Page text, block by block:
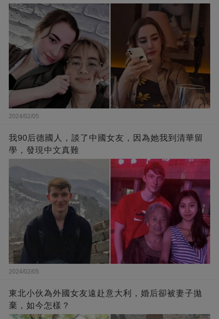
2024/02/05
我90后德國人，談了中國女友，因為她我到清華留
學，發現中文真難
2024/02/05
東北小伙為外國女友遠赴意大利，婚后卻被妻子拋
棄，如今怎樣？